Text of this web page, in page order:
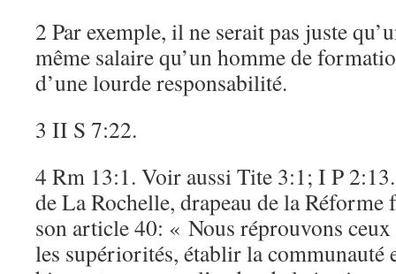
2 Par exemple, il ne serait pas juste
même salaire qu’un homme de
d’une lourde responsabilité.
3 II S 7:22.
4 Rm 13:1. Voir aussi Tite 3:1; I P
de La Rochelle, drapeau de la Réforme
son article 40: « Nous réprouvons
les supériorités, établir la communauté